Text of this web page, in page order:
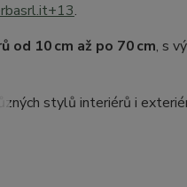
+13.
od 10 cm až po 70 cm, s
stylů interiérů i